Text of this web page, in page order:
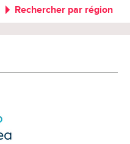
Rechercher par région